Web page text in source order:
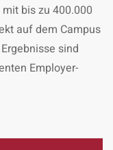
bis zu 400.000
auf dem Campus
sind
Employer-